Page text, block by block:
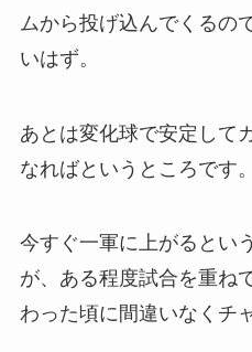
ムから投げ込んでくるの
いはず。
あとは変化球で安定して
なればというところです。
今すぐ一軍に上がるとい
が、ある程度試合を重ね
わった頃に間違いなくチ